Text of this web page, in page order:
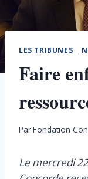
LES TRIBUNES |
Faire
ParFondation
Le mercredi